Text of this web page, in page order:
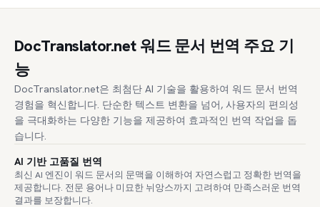
DocTranslator.net 워드 문서 번역 주요 기
능
DocTranslator.net은 최첨단 AI 기술을 활용하여 워드 문서 번역
경험을 혁신합니다. 단순한 텍스트 변환을 넘어, 사용자의 편의성
을 극대화하는 다양한 기능을 제공하여 효과적인 번역 작업을 돕
습니다.
AI 기반 고품질 번역
최신 AI 엔진이 워드 문서의 문맥을 이해하여 자연스럽고 정확한 번역을
제공합니다. 전문 용어나 미묘한 뉘앙스까지 고려하여 만족스러운 번역
결과를 보장합니다.